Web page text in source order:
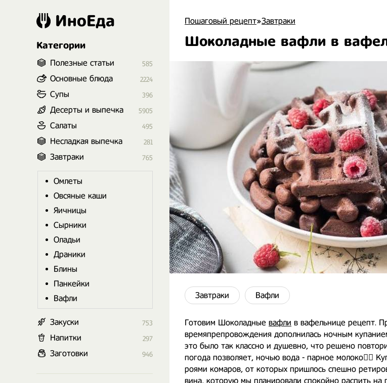
Пошаговый рецепт»Завтраки
Шоколадные вафли в
Завтраки Вафли
Готовим Шоколадные вафли в вафельнице рецепт.
времяпрепровождения дополнилась ночным
это было так классно и душевно, что решено
погода позволяет, ночью вода - парное молоко👌🏻
роями комаров, от которых пришлось спешно
вина, которую мы планировали спокойно распить
ИноЕда
Категории
Полезные статьи 585
Основные блюда 2224
Супы 396
Десерты и выпечка 5905
Салаты 495
Несладкая выпечка 281
Завтраки 765
Омлеты
Овсяные каши
Яичницы
Сырники
Оладьи
Драники
Блины
Панкейки
Вафли
Закуски 753
Напитки 297
Заготовки 946